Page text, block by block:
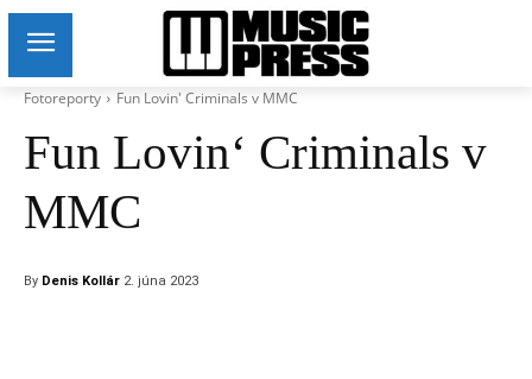
Fotoreporty Fun Lovin' Criminals v MMC
Fun Lovin‘ Criminals v
MMC
By Denis Kollár 2. júna 2023